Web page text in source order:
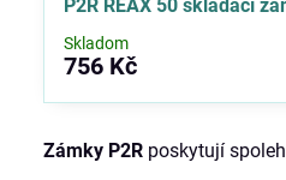
P2R REAX 50 skládací
Skladom
756 Kč
Zámky P2R poskytují